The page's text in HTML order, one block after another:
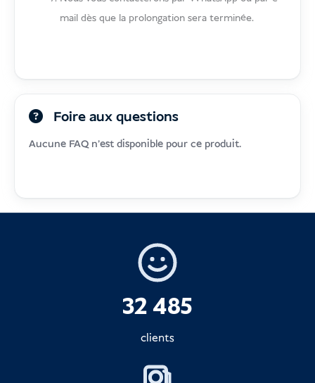
mail dès que la prolongation sera terminée.
Foire aux questions
Aucune FAQ n'est disponible pour ce produit.
32 485
clients